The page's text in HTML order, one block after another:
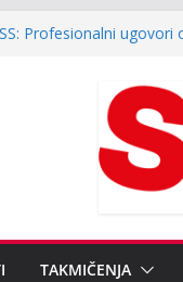
Profesionalni ugovori
klubova Srpske
neregularnosti i
POVODOM
FSRZS
SEKRETARU
TAKMIČENJA